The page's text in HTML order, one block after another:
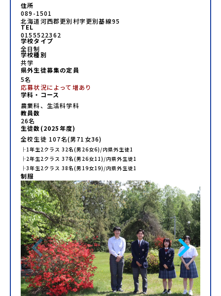
住所
089-1501
北海道河西郡更別村字更別基線95
TEL
0155522362
学校タイプ
全日制
学校種別
共学
県外生徒募集の定員
5名
応募状況によって増あり
学科・コース
農業科、生活科学科
教員数
26名
生徒数(2025年度)
全校生徒 107名(男71 女36)
├1年生2 クラス 32名(男 26女6)/内県外生徒1
├2年生2 クラス 37名(男 26女11 )/内県外生徒1
├3年生2 クラス 38名(男 19女19)/内県外生徒1
制服